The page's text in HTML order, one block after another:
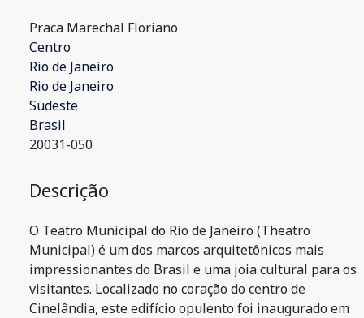
Praca Marechal Floriano
Centro
Rio de Janeiro
Rio de Janeiro
Sudeste
Brasil
20031-050
Descrição
O Teatro Municipal do Rio de Janeiro (Theatro
Municipal) é um dos marcos arquitetônicos mais
impressionantes do Brasil e uma joia cultural para os
visitantes. Localizado no coração do centro de
Cinelândia, este edifício opulento foi inaugurado em